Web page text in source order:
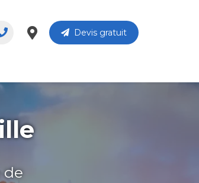
Devis gratuit
de